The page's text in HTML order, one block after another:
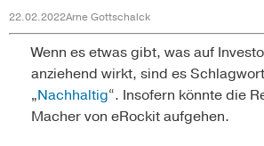
22.02.2022Arne Gottschalck
Wenn es etwas gibt, was auf
anziehend wirkt, sind es
„Nachhaltig“. Insofern könnte die
Macher von eRockit aufgehen.